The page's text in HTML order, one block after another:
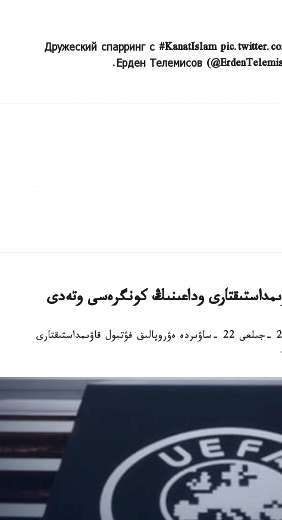
Дружеский спарринг с #KanatIslam
وداعىنىڭ كونگرەسى وتەدى
استانا. KAZINFORM - استانادا 2027 -جىلعى 22 -ساۋىردە ەۋروپالىق فۋتبول قاۋىمداستىقتارى